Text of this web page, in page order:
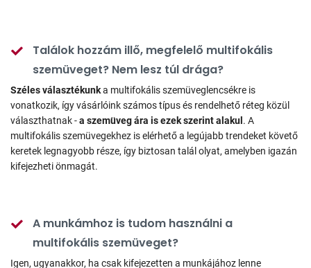
Találok hozzám illő, megfelelő multifokális
szemüveget? Nem lesz túl drága?
Széles választékunka multifokális szemüveglencsékre is
vonatkozik, így vásárlóink számos típus és rendelhető réteg közül
választhatnak -a szemüveg ára is ezek szerint alakul . A
multifokális szemüvegekhez is elérhető a legújabb trendeket követő
keretek legnagyobb része, így biztosan talál olyat, amelyben igazán
kifejezheti önmagát.
A munkámhoz is tudom használni a
multifokális szemüveget?
Igen, ugyanakkor, ha csak kifejezetten a munkájához lenne